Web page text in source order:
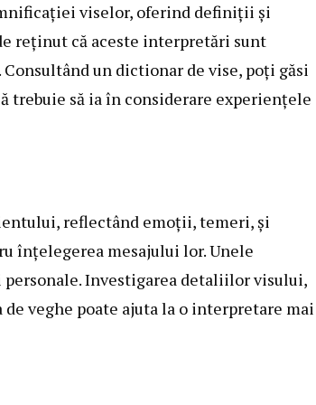
viselor, oferind definiții și
reținut că aceste interpretări sunt
un dictionar de vise, poți găsi
să ia în considerare experiențele
reflectând emoții, temeri, și
înțelegerea mesajului lor. Unele
Investigarea detaliilor visului,
veghe poate ajuta la o interpretare mai